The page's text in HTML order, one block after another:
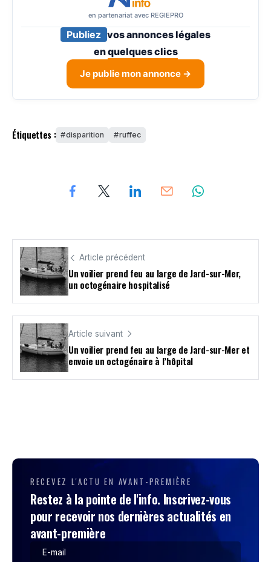
en partenariat avec REGIEPRO
Publiez vos annonces légales
enquelques clics
Je publie mon annonce →
Étiquettes : disparition ruffec
Article précédent
Un voilier prend feu au large de Jard-sur-Mer,
un octogénaire hospitalisé
Article suivant
Un voilier prend feu au large de Jard-sur-Mer et
envoie un octogénaire à l’hôpital
RECEVEZ L'ACTU EN AVANT-PREMIÈRE
Restez à la pointe de l'info. Inscrivez-vous
pour recevoir nos dernières actualités en
avant-première